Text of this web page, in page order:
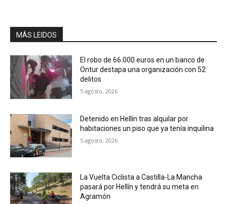
MÁS LEIDOS
El robo de 66.000 euros en un banco de
Ontur destapa una organización con 52
delitos
5 agosto, 2026
Detenido en Hellín tras alquilar por
habitaciones un piso que ya tenía inquilina
5 agosto, 2026
La Vuelta Ciclista a Castilla-La Mancha
pasará por Hellín y tendrá su meta en
Agramón